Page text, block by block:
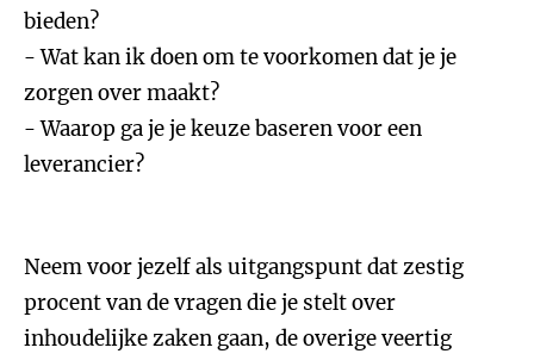
bieden?
- Wat kan ik doen om te voorkomen dat je je
zorgen over maakt?
- Waarop ga je je keuze baseren voor een
leverancier?
Neem voor jezelf als uitgangspunt dat zestig
procent van de vragen die je stelt over
inhoudelijke zaken gaan, de overige veertig